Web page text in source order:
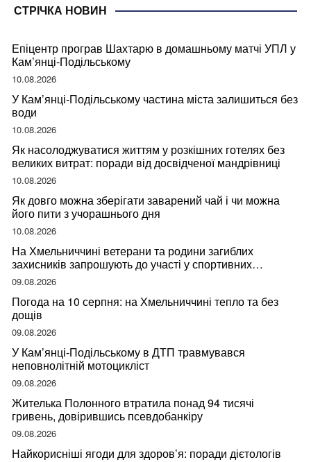
СТРІЧКА НОВИН
Епіцентр програв Шахтарю в домашньому матчі УПЛ у
Кам’янці-Подільському
10.08.2026
У Кам’янці-Подільському частина міста залишиться без
води
10.08.2026
Як насолоджуватися життям у розкішних готелях без
великих витрат: поради від досвідченої мандрівниці
10.08.2026
Як довго можна зберігати заварений чай і чи можна
його пити з учорашнього дня
10.08.2026
На Хмельниччині ветерани та родини загиблих
захисників запрошують до участі у спортивних
змаганнях
09.08.2026
Погода на 10 серпня: на Хмельниччині тепло та без
дощів
09.08.2026
У Кам’янці-Подільському в ДТП травмувався
неповнолітній мотоцикліст
09.08.2026
Жителька Полонного втратила понад 94 тисячі
гривень, довірившись псевдобанкіру
09.08.2026
Найкорисніші ягоди для здоров’я: поради дієтологів